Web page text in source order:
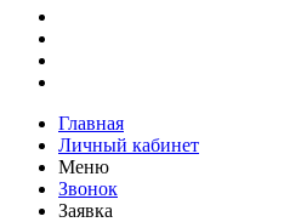
Главная
Личный кабинет
Меню
Звонок
Заявка